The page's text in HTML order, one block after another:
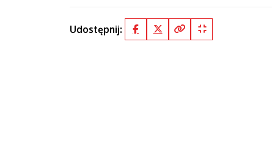
Udostępnij: FacebookX (Twitter)
Kopiuj pełny link
Kopiuj krótki link